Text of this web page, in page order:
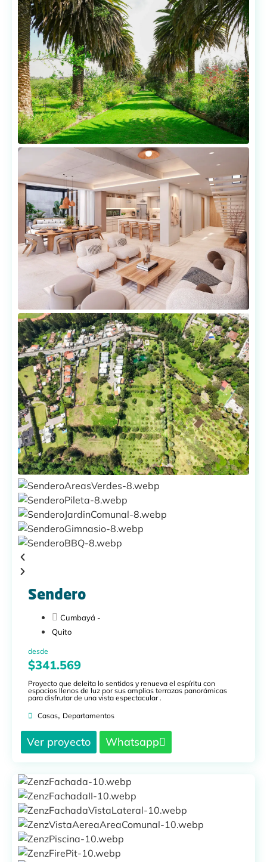
Sendero
Cumbayá -
Quito
desde
$341.569
Proyecto que deleita lo sentidos y renueva el espíritu con
espacios llenos de luz por sus amplias terrazas panorámicas
para disfrutar de una vista espectacular .
Casas, Departamentos
Ver proyecto Whatsapp